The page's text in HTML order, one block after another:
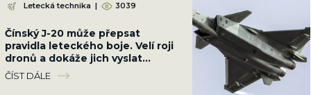
Letecká technika | 3039
Čínský J-20 může přepsat
pravidla leteckého boje. Velí roji
dronů a dokáže jich vyslat
desítky najednou
ČÍST DÁLE